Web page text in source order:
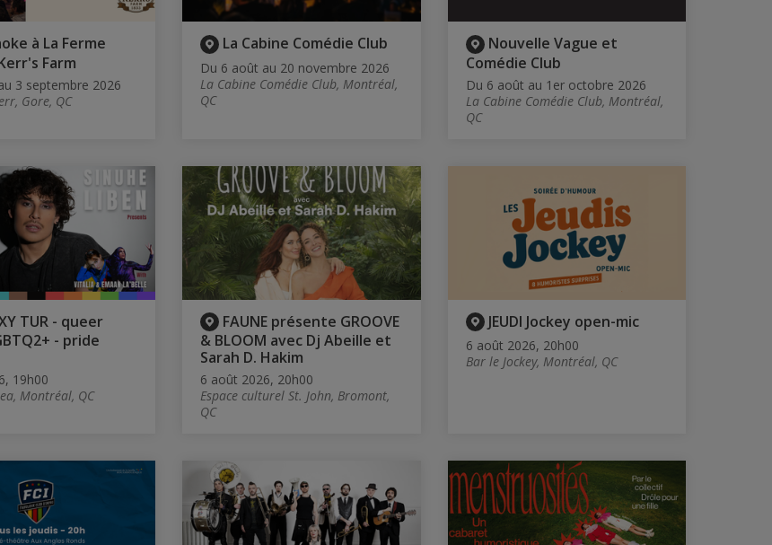
à La Ferme
Farm
3 septembre 2026
Gore, QC
La Cabine Comédie Club
Du 6 août au 20 novembre 2026
La Cabine Comédie Club, Montréal,
QC
Nouvelle Vague et
Comédie Club
Du 6 août au 1er octobre 2026
La Cabine Comédie Club, Montréal,
QC
TUR - queer
- pride
19h00
Montréal, QC
FAUNE présente GROOVE
& BLOOM avec Dj Abeille et
Sarah D. Hakim
6 août 2026, 20h00
Espace culturel St. John, Bromont,
QC
JEUDI Jockey open-mic
6 août 2026, 20h00
Bar le Jockey, Montréal, QC